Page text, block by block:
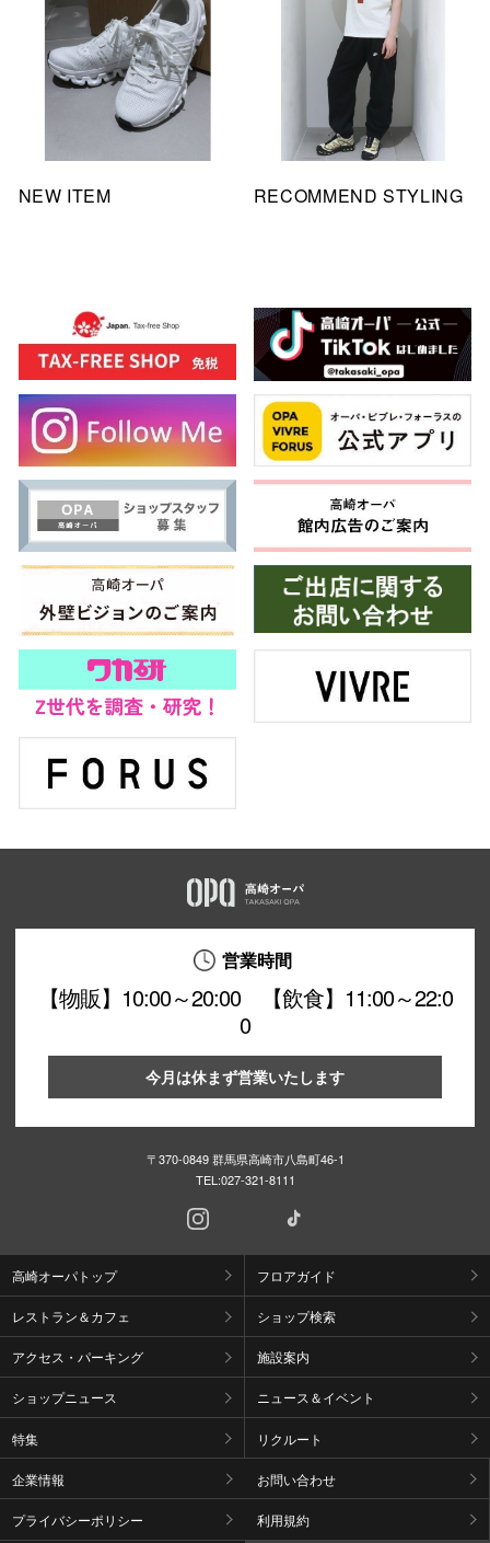
NEW ITEM RECOMMEND STYLING
営業時間
【物販】10:00～20:00 【飲食】11:00～22:0
0
今月は休まず営業いたします
〒370-0849 群馬県高崎市八島町46-1
TEL:027-321-8111
高崎オーパトップ フロアガイド
レストラン＆カフェ ショップ検索
アクセス・パーキング 施設案内
ショップニュース ニュース＆イベント
特集 リクルート
企業情報 お問い合わせ
プライバシーポリシー 利用規約